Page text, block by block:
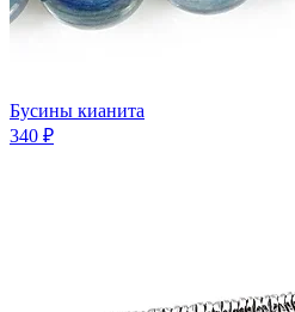
Бусины кианита
340 ₽